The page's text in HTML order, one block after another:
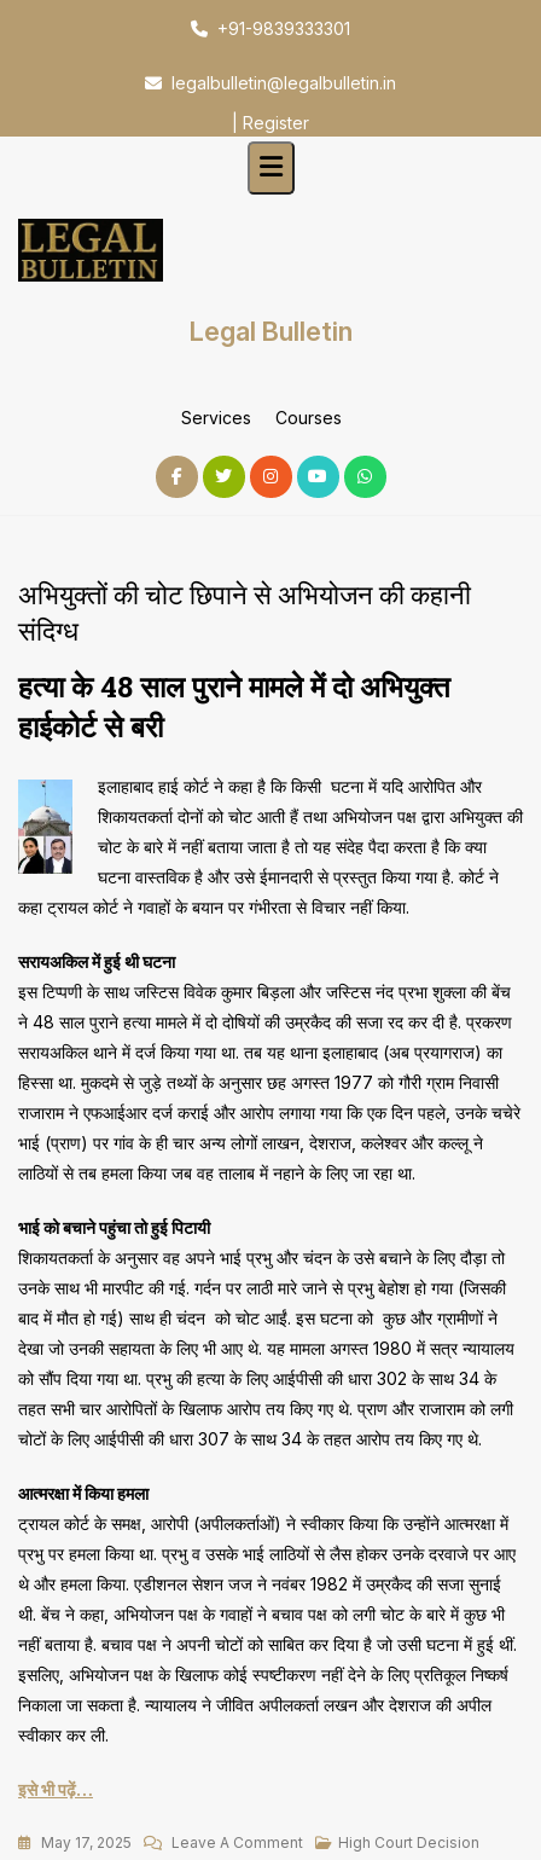
+91-9839333301
legalbulletin@legalbulletin.in
Register
Legal Bulletin
Services Courses
अभियुक्तों की चोट छिपाने से अभियोजन की कहानी
संदिग्ध
हत्या के 48 साल पुराने मामले में दो अभियुक्त
हाईकोर्ट से बरी
इलाहाबाद हाई कोर्ट ने कहा है कि किसी घटना में यदि आरोपित और
शिकायतकर्ता दोनों को चोट आती हैं तथा अभियोजन पक्ष द्वारा अभियुक्त की
चोट के बारे में नहीं बताया जाता है तो यह संदेह पैदा करता है कि क्या
घटना वास्तविक है और उसे ईमानदारी से प्रस्तुत किया गया है. कोर्ट ने
कहा ट्रायल कोर्ट ने गवाहों के बयान पर गंभीरता से विचार नहीं किया.
सरायअकिल में हुई थी घटना
इस टिप्पणी के साथ जस्टिस विवेक कुमार बिड़ला और जस्टिस नंद प्रभा शुक्ला की बेंच
ने 48 साल पुराने हत्या मामले में दो दोषियों की उम्रकैद की सजा रद कर दी है. प्रकरण
सरायअकिल थाने में दर्ज किया गया था. तब यह थाना इलाहाबाद (अब प्रयागराज) का
हिस्सा था. मुकदमे से जुड़े तथ्यों के अनुसार छह अगस्त 1977 को गौरी ग्राम निवासी
राजाराम ने एफआईआर दर्ज कराई और आरोप लगाया गया कि एक दिन पहले, उनके चचेरे
भाई (प्राण) पर गांव के ही चार अन्य लोगों लाखन, देशराज, कलेश्वर और कल्लू ने
लाठियों से तब हमला किया जब वह तालाब में नहाने के लिए जा रहा था.
भाई को बचाने पहुंचा तो हुई पिटायी
शिकायतकर्ता के अनुसार वह अपने भाई प्रभु और चंदन के उसे बचाने के लिए दौड़ा तो
उनके साथ भी मारपीट की गई. गर्दन पर लाठी मारे जाने से प्रभु बेहोश हो गया (जिसकी
बाद में मौत हो गई) साथ ही चंदन को चोट आईं. इस घटना को कुछ और ग्रामीणों ने
देखा जो उनकी सहायता के लिए भी आए थे. यह मामला अगस्त 1980 में सत्र न्यायालय
को सौंप दिया गया था. प्रभु की हत्या के लिए आईपीसी की धारा 302 के साथ 34 के
तहत सभी चार आरोपितों के खिलाफ आरोप तय किए गए थे. प्राण और राजाराम को लगी
चोटों के लिए आईपीसी की धारा 307 के साथ 34 के तहत आरोप तय किए गए थे.
आत्मरक्षा में किया हमला
ट्रायल कोर्ट के समक्ष, आरोपी (अपीलकर्ताओं) ने स्वीकार किया कि उन्होंने आत्मरक्षा में
प्रभु पर हमला किया था. प्रभु व उसके भाई लाठियों से लैस होकर उनके दरवाजे पर आए
थे और हमला किया. एडीशनल सेशन जज ने नवंबर 1982 में उम्रकैद की सजा सुनाई
थी. बेंच ने कहा, अभियोजन पक्ष के गवाहों ने बचाव पक्ष को लगी चोट के बारे में कुछ भी
नहीं बताया है. बचाव पक्ष ने अपनी चोटों को साबित कर दिया है जो उसी घटना में हुई थीं.
इसलिए, अभियोजन पक्ष के खिलाफ कोई स्पष्टीकरण नहीं देने के लिए प्रतिकूल निष्कर्ष
निकाला जा सकता है. न्यायालय ने जीवित अपीलकर्ता लखन और देशराज की अपील
स्वीकार कर ली.
इसे भी पढ़ें…
May 17, 2025 Leave A CommentOn
High Court Decision